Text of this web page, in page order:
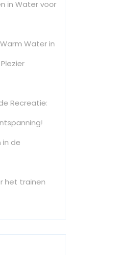
in Water voor
Water in
Recreatie:
in de
het trainen